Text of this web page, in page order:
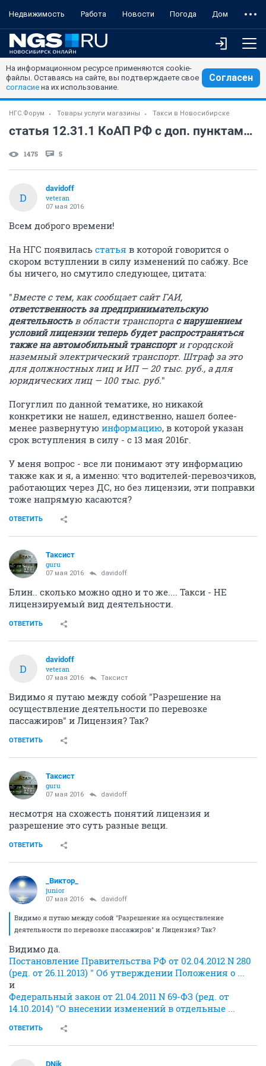
Недвижимость Работа Новости Погода Дом
На информационном ресурсе применяются cookie-
файлы. Оставаясь на сайте, вы подтверждаете свое
согласие на их использование.
Согласен
НГС.Форум Товары услуги магазины Такси в Новосибирске
статья 12.31.1 КоАП РФ с доп. пунктами 4-6. Кто что знает?
1475 5
D
davidoff
veteran
07 мая 2016
Всем доброго времени!
На НГС появилась статья в которой говорится о
скором вступлении в силу изменений по сабжу. Все
бы ничего, но смутило следующее, цитата:
"Вместе с тем, как сообщает сайт ГАИ,
ответственность за предпринимательскую
деятельностьв области транспорта с нарушением
условий лицензии теперь будет распространяться
также на автомобильный транспорти городской
наземный электрический транспорт. Штраф за это
для должностных лиц и ИП — 20 тыс. руб., а для
юридических лиц — 100 тыс. руб."
Погуглил по данной тематике, но никакой
конкретики не нашел, единственно, нашел более-
менее развернутую информацию, в которой указан
срок вступления в силу - с 13 мая 2016г.
У меня вопрос - все ли понимают эту информацию
также как и я, а именно: что водителей-перевозчиков,
работающих через ДС, но без лицензии, эти поправки
тоже напрямую касаются?
ОТВЕТИТЬ
Таксист
guru
07 мая 2016 davidoff
Блин.. сколько можно одно и то же.... Такси - НЕ
лицензируемый вид деятельности.
ОТВЕТИТЬ
D
davidoff
veteran
07 мая 2016 Таксист
Видимо я путаю между собой "Разрешение на
осуществление деятельности по перевозке
пассажиров" и Лицензия? Так?
ОТВЕТИТЬ
Таксист
guru
07 мая 2016 davidoff
несмотря на схожесть понятий лицензия и
разрешение это суть разные вещи.
ОТВЕТИТЬ
_Виктор_
juniоr
07 мая 2016 davidoff
Видимо я путаю между собой "Разрешение на осуществление
деятельности по перевозке пассажиров" и Лицензия? Так?
Видимо да.
Постановление Правительства РФ от 02.04.2012 N 280
(ред. от 26.11.2013) " Об утверждении Положения о ...
и
Федеральный закон от 21.04.2011 N 69-ФЗ (ред. от
14.10.2014) "О внесении изменений в отдельные ...
ОТВЕТИТЬ
DNik